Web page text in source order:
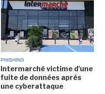
PHISHING
Intermarché victime d'une
fuite de données après
une cyberattaque